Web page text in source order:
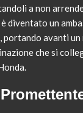
a non
diventato un
portando avanti un
che si